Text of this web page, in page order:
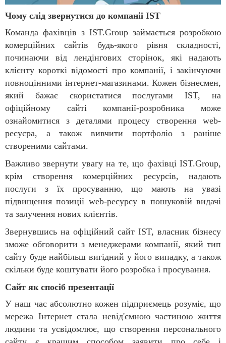
Чому слід звернутися до компанії IST
Команда фахівців з IST.Group займається розробкою
комерційних сайтів будь-якого рівня складності,
починаючи від лендінгових сторінок, які надають
клієнту короткі відомості про компанії, і закінчуючи
повноцінними інтернет-магазинами. Кожен бізнесмен,
який бажає скористатися послугами IST, на
офіційному сайті компанії-розробника може
ознайомитися з деталями процесу створення web-
ресусра, а також вивчити портфоліо з раніше
створеними сайтами.
Важливо звернути увагу на те, що фахівці IST.Group,
крім створення комерційних ресурсів, надають
послуги з їх просуванню, що мають на увазі
підвищення позиції web-ресурсу в пошуковій видачі
та залучення нових клієнтів.
Звернувшись на офіційний сайт IST, власник бізнесу
зможе обговорити з менеджерами компанії, який тип
сайту буде найбільш вигідний у його випадку, а також
скільки буде коштувати його розробка і просування.
Сайт як спосіб презентації
У наш час абсолютно кожен підприємець розуміє, що
мережа Інтернет стала невід'ємною частиною життя
людини та усвідомлює, що створення персонального